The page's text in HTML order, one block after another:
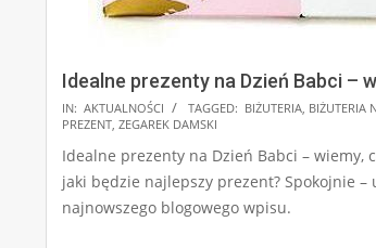
Idealne prezenty na Dzień Babci –
2024-
12-
28
IN: AKTUALNOŚCI TAGGED: BIŻUTERIA, BIŻUTERIA
PREZENT, ZEGAREK DAMSKI
Idealne prezenty na Dzień Babci –
jaki będzie najlepszy prezent? Spokojnie
najnowszego blogowego wpisu.